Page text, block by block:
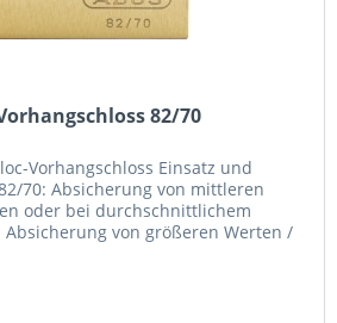
82/70
Vorhangschloss Einsatz und
70: Absicherung von mittleren
oder bei durchschnittlichem
von größeren Werten /